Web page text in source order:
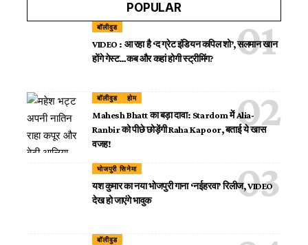
POPULAR
बॉलीवुड
VIDEO : आ रहा है ‘द ग्रेट इंडियन कपिल शो’, सलमान खान
होंगे गेस्ट…कब और कहां होगी स्ट्रीमिंग?
बॉलीवुड होम
Mahesh Bhatt का बड़ा दावा: Stardom में Alia-
Ranbir को पीछे छोड़ेंगी Raha Kapoor, बताई ये खास
वजह!
भोजपुरी सिनेमा
यश कुमार का नया भोजपुरी गाना ‘नईहरवा’ रिलीज, VIDEO
देख हो जाएंगे भावुक
बॉलीवुड